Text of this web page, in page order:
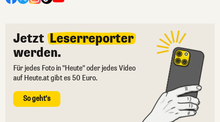
Jetzt Leserreporter
werden.
Für jedes Foto in "Heute" oder jedes Video
auf Heute.at gibt es 50 Euro.
So geht's